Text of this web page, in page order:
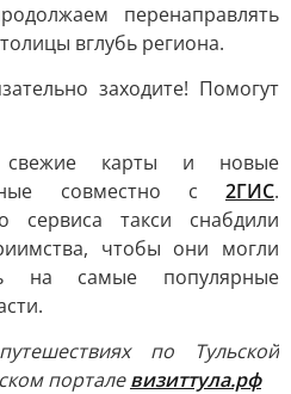
перенаправлять
вглубь региона.
заходите! Помогут
карты и новые
совместно с 2ГИС.
сервиса такси снабдили
чтобы они могли
на самые популярные
по Тульской
порталевизиттула.рф